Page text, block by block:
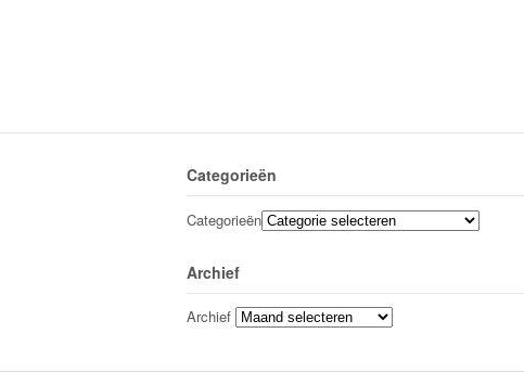
Categorieën
Categorieën
Archief
Archief